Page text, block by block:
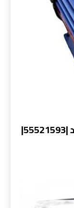
تركيب مضخات في جابر الاحمد |55521593|